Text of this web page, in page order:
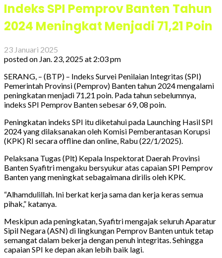
Indeks SPI Pemprov Banten Tahun
2024 Meningkat Menjadi 71,21 Poin
23 Januari 2025
posted on Jan. 23, 2025 at 2:03 pm
SERANG, – (BTP) – Indeks Survei Penilaian Integritas (SPI)
Pemerintah Provinsi (Pemprov) Banten tahun 2024 mengalami
peningkatan menjadi 71,21 poin. Pada tahun sebelumnya,
indeks SPI Pemprov Banten sebesar 69, 08 poin.
Peningkatan indeks SPI itu diketahui pada Launching Hasil SPI
2024 yang dilaksanakan oleh Komisi Pemberantasan Korupsi
(KPK) RI secara offline dan online, Rabu (22/1/2025).
Pelaksana Tugas (Plt) Kepala Inspektorat Daerah Provinsi
Banten Syafitri mengaku bersyukur atas capaian SPI Pemprov
Banten yang meningkat sebagaimana dirilis oleh KPK.
“Alhamdulillah. Ini berkat kerja sama dan kerja keras semua
pihak,” katanya.
Meskipun ada peningkatan, Syafitri mengajak seluruh Aparatur
Sipil Negara (ASN) di lingkungan Pemprov Banten untuk tetap
semangat dalam bekerja dengan penuh integritas. Sehingga
capaian SPI ke depan akan lebih baik lagi.